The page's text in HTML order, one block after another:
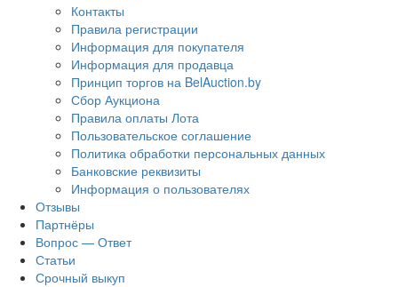
Контакты
Правила регистрации
Информация для покупателя
Информация для продавца
Принцип торгов на BelAuction.by
Сбор Аукциона
Правила оплаты Лота
Пользовательское соглашение
Политика обработки персональных данных
Банковские реквизиты
Информация о пользователях
Отзывы
Партнёры
Вопрос — Ответ
Статьи
Срочный выкуп